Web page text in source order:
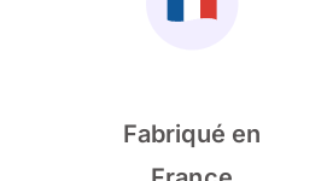
Fabriqué en